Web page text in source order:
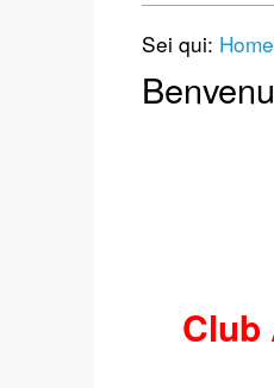
Sei qui: Home
Club